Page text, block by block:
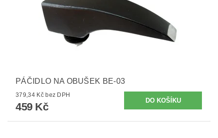
PÁČIDLO NA OBUŠEK BE-03
379,34 Kč bez DPH
459 Kč